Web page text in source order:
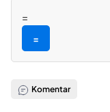
=
=
Komentar